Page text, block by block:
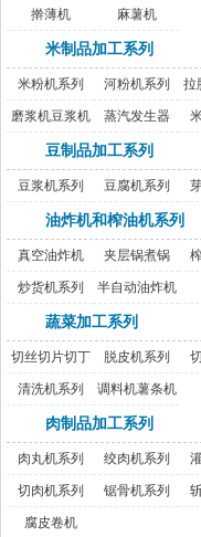
擀薄机 麻薯机
米制品加工系列
米粉机系列 河粉机系列 拉
磨浆机豆浆机 蒸汽发生器
豆制品加工系列
豆浆机系列 豆腐机系列
油炸机和榨油机系列
真空油炸机 夹层锅煮锅
炒货机系列 半自动油炸机
蔬菜加工系列
切丝切片切丁
机
脱皮机系列
清洗机系列 调料机薯条机
肉制品加工系列
肉丸机系列 绞肉机系列
切肉机系列 锯骨机系列
腐皮卷机